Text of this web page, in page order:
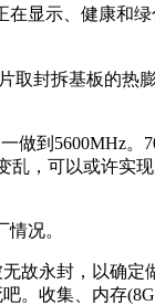
在显示、健康和
封拆基板的热
到5600MHz。
乱，可以或许实
况。
故永封，以确定
收集、内存